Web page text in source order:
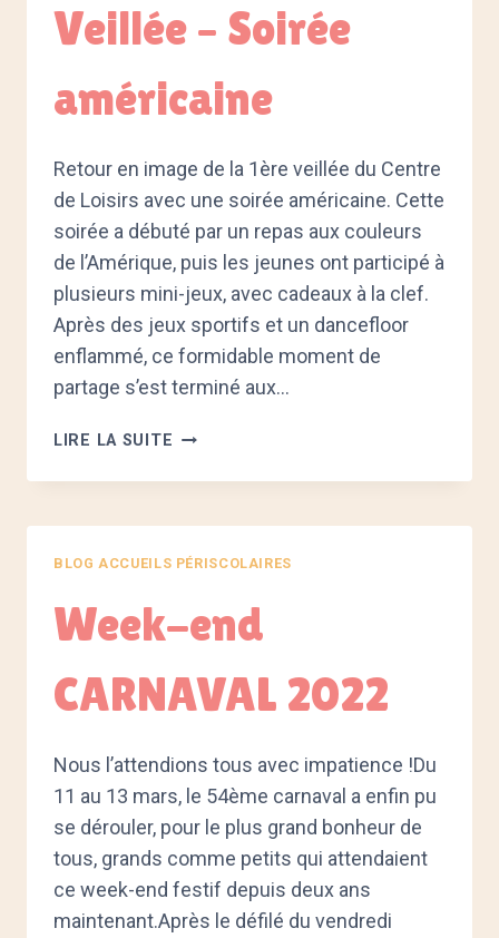
Veillée – Soirée
américaine
Retour en image de la 1ère veillée du Centre
de Loisirs avec une soirée américaine. Cette
soirée a débuté par un repas aux couleurs
de l’Amérique, puis les jeunes ont participé à
plusieurs mini-jeux, avec cadeaux à la clef.
Après des jeux sportifs et un dancefloor
enflammé, ce formidable moment de
partage s’est terminé aux…
LIRE LA SUITE VEILLÉE
SOIRÉE
BLOG ACCUEILS PÉRISCOLAIRES
Week-end
CARNAVAL 2022
Nous l’attendions tous avec impatience !Du
11 au 13 mars, le 54ème carnaval a enfin pu
se dérouler, pour le plus grand bonheur de
tous, grands comme petits qui attendaient
ce week-end festif depuis deux ans
maintenant.Après le défilé du vendredi